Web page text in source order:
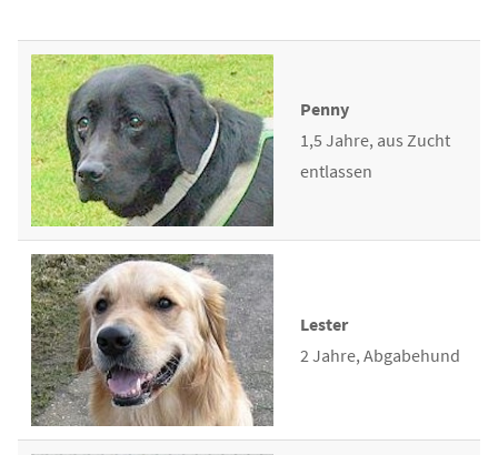
Penny
1,5 Jahre, aus Zucht
entlassen
Lester
2 Jahre, Abgabehund